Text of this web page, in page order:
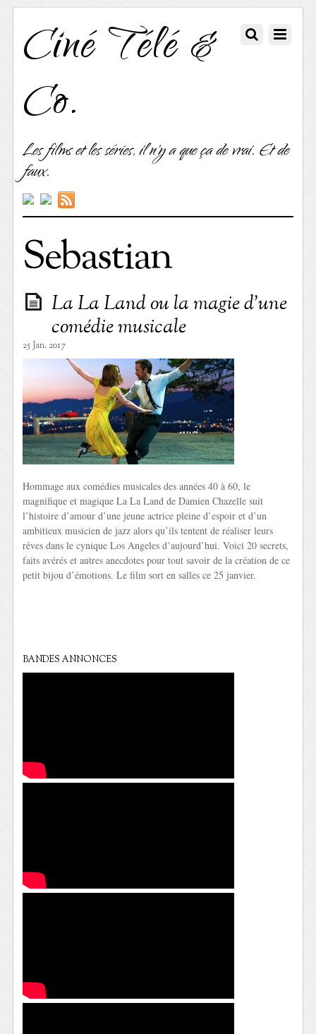
Ciné Télé &
Co.
Les films et les séries, il n'y a que ça de vrai. Et de
faux.
Sebastian
La La Land ou la magie d’une
comédie musicale
25 Jan. 2017
Hommage aux comédies musicales des années 40 à 60, le
magnifique et magique La La Land de Damien Chazelle suit
l’histoire d’amour d’une jeune actrice pleine d’espoir et d’un
ambitieux musicien de jazz alors qu’ils tentent de réaliser leurs
rêves dans le cynique Los Angeles d’aujourd’hui. Voici 20 secrets,
faits avérés et autres anecdotes pour tout savoir de la création de ce
petit bijou d’émotions. Le film sort en salles ce 25 janvier.
BANDES ANNONCES